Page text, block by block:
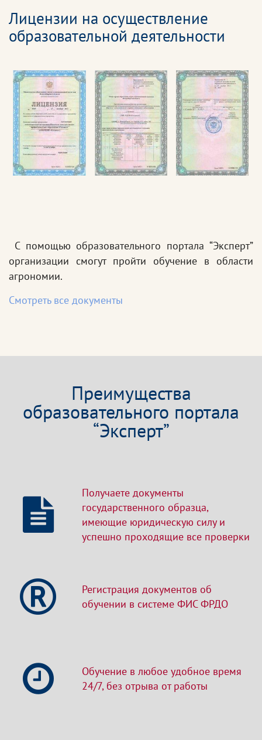
Лицензии на осуществление
образовательной деятельности
С помощью образовательного портала “Эксперт”
организации смогут пройти обучение в области
агрономии.
Смотреть все документы
Преимущества
образовательного портала
“Эксперт”
Получаете документы
государственного образца,
имеющие юридическую силу и
успешно проходящие все проверки
Регистрация документов об
обучении в системе ФИС ФРДО
Обучение в любое удобное время
24/7, без отрыва от работы